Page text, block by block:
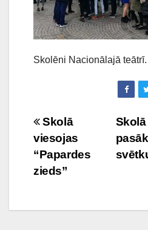
Skolēni Nacionālajā teātrī.
Ziņu
izvēlne
Skolā
viesojas
“Papardes
zieds”